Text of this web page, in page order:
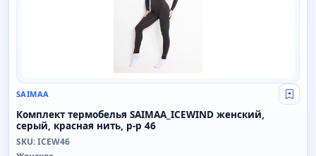
SAIMAA Свой
Комплект термобелья SAIMAA_ICEWIND женский,
серый, красная нить, р-р 46
SKU: ICEW46